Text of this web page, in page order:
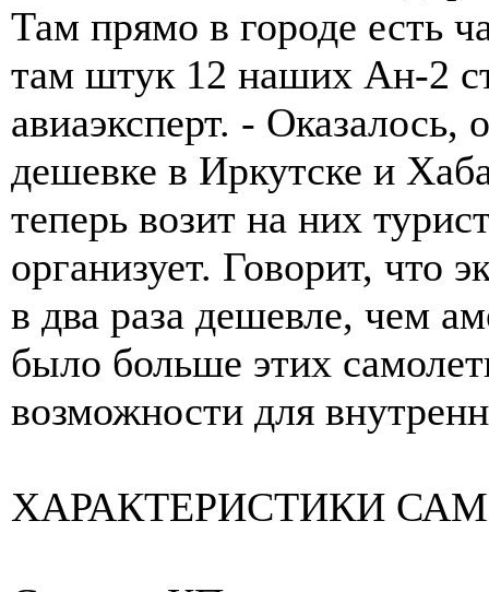
Там прямо в городе есть
там штук 12 наших Ан-2
авиаэксперт. -
дешевке в Иркутске и
теперь возит на них
организует. Говорит, что
в два раза дешевле, чем
было больше этих
возможности для
ХАРАКТЕРИСТИКИ